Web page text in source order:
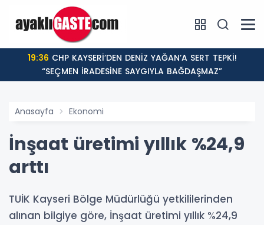
19:36
“SEÇMEN İRADESİNE SAYGIYLA BAĞDAŞMAZ”
Anasayfa Ekonomi
İnşaat üretimi yıllık %24,9
arttı
TUİK Kayseri Bölge Müdürlüğü yetkililerinden
alınan bilgiye göre, İnşaat üretimi yıllık %24,9